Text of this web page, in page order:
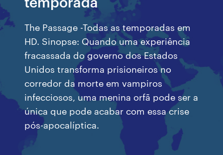
The Passage -Todas as temporadas em
HD. Sinopse: Quando uma experiência
fracassada do governo dos Estados
Unidos transforma prisioneiros no
corredor da morte em vampiros
infecciosos, uma menina orfã pode ser a
única que pode acabar com essa crise
pós-apocalíptica.